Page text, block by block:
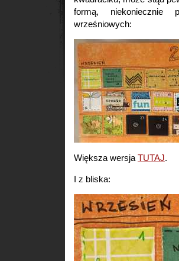
formą, niekoniecznie
wrześniowych:
Większa wersja TUTAJ.
I z bliska: